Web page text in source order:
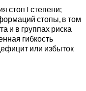
стоп I степени;
стопы, в том
и в группах риска
гибкость
или избыток